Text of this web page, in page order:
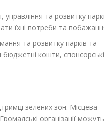
та розвитку
їхні потреби та
та розвитку парків та
бюджетні кошти, спонсорські
зелених зон. Місцева
організації можуть